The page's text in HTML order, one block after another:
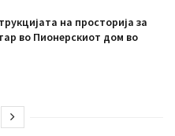
на просторија за
во Пионерскиот дом во